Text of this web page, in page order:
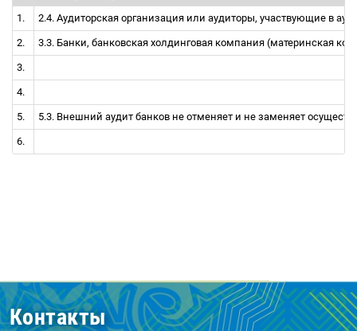
1. 2.4. Аудиторская организация или аудиторы, участвующие в
2. 3.3. Банки, банковская холдинговая компания (материнская
3.
4.
5. 5.3. Внешний аудит банков не отменяет и не заменяет
6.
Контакты